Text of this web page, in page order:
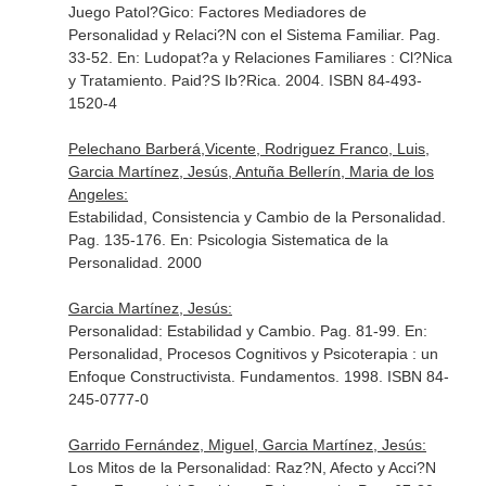
Juego Patol?Gico: Factores Mediadores de
Personalidad y Relaci?N con el Sistema Familiar. Pag.
33-52. En: Ludopat?a y Relaciones Familiares : Cl?Nica
y Tratamiento. Paid?S Ib?Rica. 2004. ISBN 84-493-
1520-4
Pelechano Barberá,Vicente, Rodriguez Franco, Luis,
Garcia Martínez, Jesús, Antuña Bellerín, Maria de los
Angeles:
Estabilidad, Consistencia y Cambio de la Personalidad.
Pag. 135-176. En: Psicologia Sistematica de la
Personalidad . 2000
Garcia Martínez, Jesús:
Personalidad: Estabilidad y Cambio. Pag. 81-99. En:
Personalidad, Procesos Cognitivos y Psicoterapia : un
Enfoque Constructivista . Fundamentos. 1998. ISBN 84-
245-0777-0
Garrido Fernández, Miguel, Garcia Martínez, Jesús:
Los Mitos de la Personalidad: Raz?N, Afecto y Acci?N